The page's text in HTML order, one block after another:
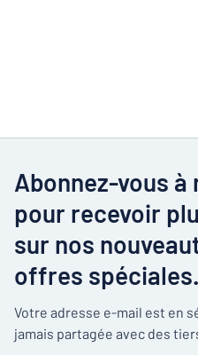
Abonnez-vous
pour recevoir
sur nos
offres spéciales.
Votre adresse e-mail est en
jamais partagée avec des